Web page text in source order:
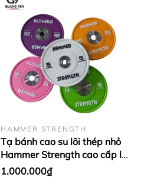
HAMMER STRENGTH
Tạ bánh cao su lõi thép nhỏ
Hammer Strength cao cấp lỗ
50 nhập khẩu (giá 1 cặp)
1.000.000₫